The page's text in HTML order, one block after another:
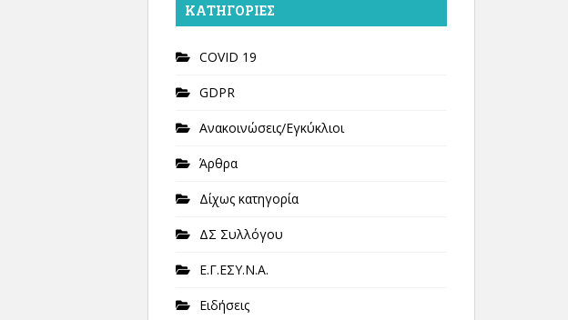
KΑΤΗΓΟΡΊΕΣ
COVID 19
GDPR
Ανακοινώσεις/Εγκύκλιοι
Άρθρα
Δίχως κατηγορία
ΔΣ Συλλόγου
Ε.Γ.ΕΣΥ.Ν.Α.
Ειδήσεις